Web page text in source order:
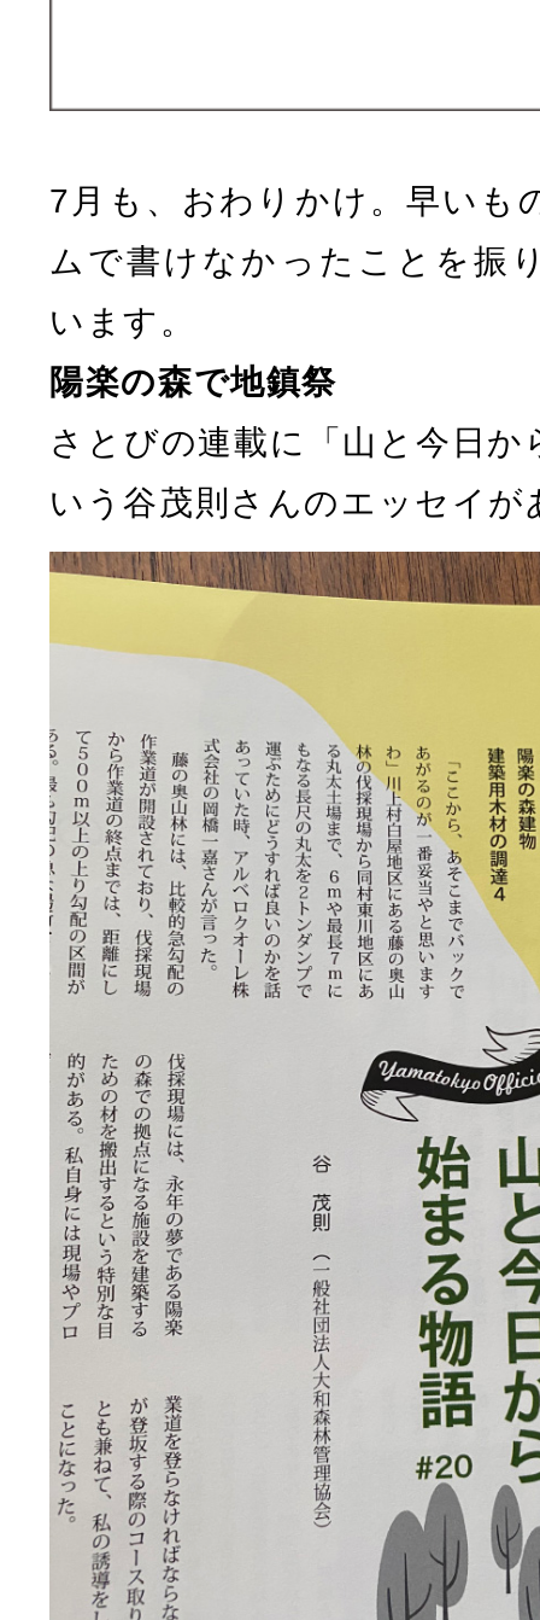
7月も、おわりかけ。早いも
ムで書けなかったことを振
います。
陽楽の森で地鎮祭
さとびの連載に「山と今日
いう谷茂則さんのエッセイが